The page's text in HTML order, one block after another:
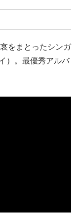
をまとったシンガ
）。最優秀アルバ